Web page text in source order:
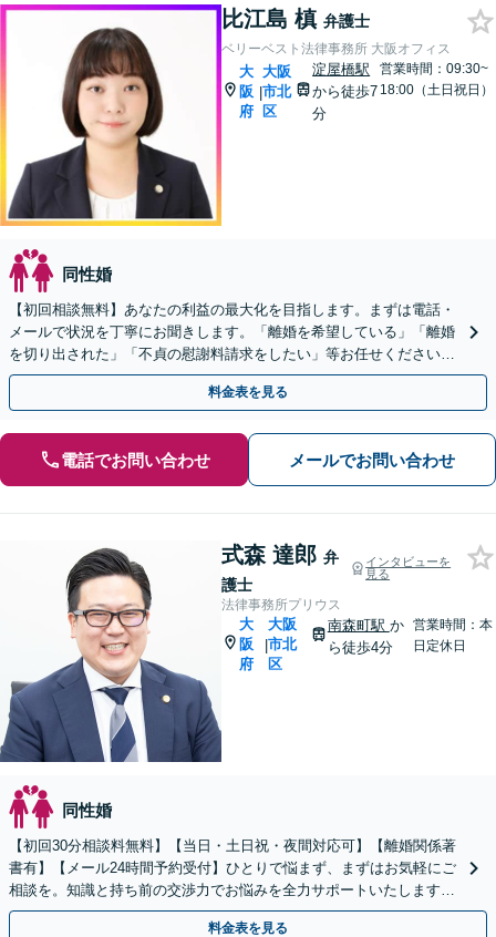
比江島 槙 弁護士
ベリーベスト法律事務所 大阪オフィス
大
阪
府
|
大阪
市北
区
淀屋橋駅
から徒歩7
分
営業時間：09:30~
18:00（土日祝日）
同性婚
【初回相談無料】あなたの利益の最大化を目指します。まずは電話・
メールで状況を丁寧にお聞きします。「離婚を希望している」「離婚
を切り出された」「不貞の慰謝料請求をしたい」等お任せください。
【リーズナブルな料金設定】
料金表を見る
電話でお問い合わせ メールでお問い合わせ
式森 達郎 弁
護士
インタビューを
見る
法律事務所プリウス
大
阪
府
|
大阪
市北
区
南森町駅 か
ら徒歩4分
営業時間：本
日定休日
同性婚
【初回30分相談料無料】【当日・土日祝・夜間対応可】【離婚関係著
書有】【メール24時間予約受付】ひとりで悩まず、まずはお気軽にご
相談を。知識と持ち前の交渉力でお悩みを全力サポートいたします。
【南森町駅3分】【完全個室】【子連れ相談歓迎】
料金表を見る